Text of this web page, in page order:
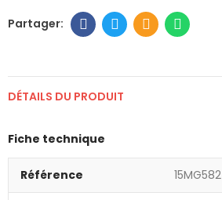
DÉTAILS DU PRODUIT
Fiche technique
Référence 15MG582